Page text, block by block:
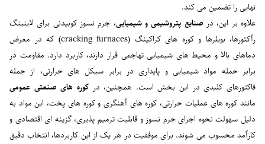
نهایی را تضمین می کند.
علاوه بر این، در صنایع پتروشیمی و شیمیایی، جرم نسوز کوبیدنی برای لاینینگ
رآکتورها، بویلرها و کوره های کراکینگ (cracking furnaces) که در معرض
دماهای بالا و محیط های شیمیایی تهاجمی قرار دارند، کاربرد دارد. مقاومت در
برابر حمله مواد شیمیایی و پایداری در برابر سیکل های حرارتی، از جمله
فاکتورهای کلیدی در این بخش است. همچنین، درکوره های صنعتی عمومی
مانند کوره های عملیات حرارتی، کوره های آهنگری و کوره های پخت، این مواد به
دلیل سهولت نحوه اجرای جرم نسوز و قابلیت ترمیم پذیری، گزینه ای اقتصادی و
کارآمد محسوب می شوند. برای موفقیت در هر یک از این کاربردها، انتخاب دقیق